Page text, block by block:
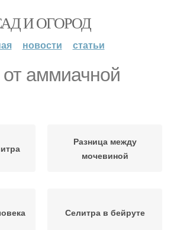
И ОГОРОД
новости статьи
аммиачной
Разница между
мочевиной
Селитра в бейруте